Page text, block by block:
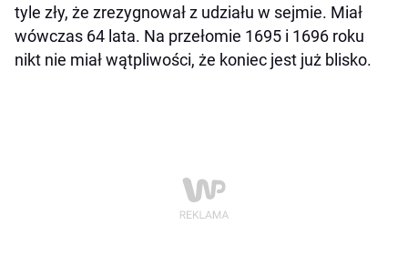
tyle zły, że zrezygnował z udziału w sejmie. Miał
wówczas 64 lata. Na przełomie 1695 i 1696 roku
nikt nie miał wątpliwości, że koniec jest już blisko.